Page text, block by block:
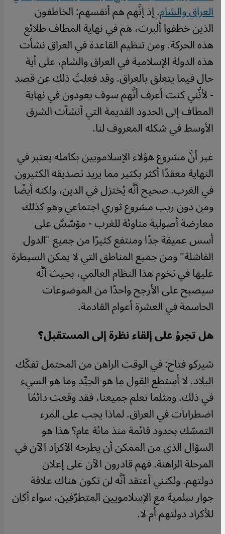
العراق والشام. إذ إنَّهم هم أنفسهم: الخاطفون
الذين خطفوا ألبرت، هم في نهاية المطاف طلائع
هذه الحركة. ومن تنظيم القاعدة في العراق نشأت
هذه الدولة الإسلامية في العراق والشام، على أية
حال فيما يتعلق بالعراق. وقد فعلتُ ذلك عن قصد
- لأنَّني كنت أعرف أنَّهم سوف يعودون في نهاية
المطاف إلى الحدود القديمة التي أنشأت الشرق
الأوسط في شكله المعروف لنا.
غير أنَّ مشروع هؤلاء الإسلامويين بكامله يعتبر في
النهاية معقدًا أكثر بكثير مما يريد تصديقه الكثيرون
في الغرب. صحيح أنَّه يُختزل في الدين، ولكنه أيضًا
ومن دون ريب مشروع ثوري اجتماعي وهو كذلك
معارضة أصولية مناوئة للغرب - مؤسّسٌ على
أسس عميقة جدًا ومنتفع كثيرًا من جميع "الدول
الفاشلة" ومن جميع المناطق التي لا يمكن السيطرة
عليها في تخوم هذا النظام العالمي، بحيث أنَّه
سيصبح على الأرجح واحدًا من الموضوعات
الحاسمة في العشرة أعوام القادمة.
هل تجرؤ على إلقاء نظرة إلى المستقبل؟
شيركو فتاح: في الوقت الراهن من المحتمل تفكّك
البلاد. لا أستطع القول ما هو الجيِّد وما هو السيء
في ذلك. ومثلما نعلم جميعنا، فقد وقعت دائمًا
اضطرابات في العراق. لماذا يجب على المرء
التمسّك بحدود قائمة منذ مائة عام؟ هذا هو
السؤال الذي من الممكن أن يطرحه الأكراد الآن في
المرحلة الراهنة. فهم قادرون الآن على إعلان
دولتهم. ولكنني أعتقد أنَّه لن تكون هناك علاقة
جوار سلمية مع الإسلامويين المتطرّفين، سواء أكان
للأكراد دولتهم أم لا.